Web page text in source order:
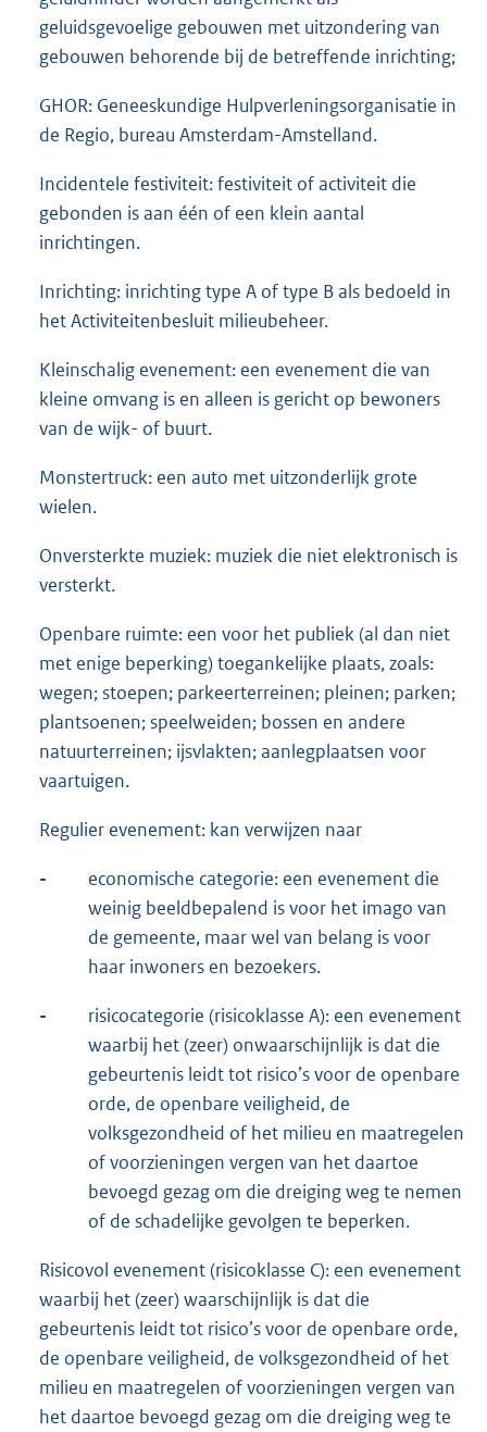
geluidsgevoelige gebouwen met uitzondering van
gebouwen behorende bij de betreffende inrichting;
GHOR: Geneeskundige Hulpverleningsorganisatie in
de Regio, bureau Amsterdam-Amstelland.
Incidentele festiviteit: festiviteit of activiteit die
gebonden is aan één of een klein aantal
inrichtingen.
Inrichting: inrichting type A of type B als bedoeld in
het Activiteitenbesluit milieubeheer.
Kleinschalig evenement: een evenement die van
kleine omvang is en alleen is gericht op bewoners
van de wijk- of buurt.
Monstertruck: een auto met uitzonderlijk grote
wielen.
Onversterkte muziek: muziek die niet elektronisch is
versterkt.
Openbare ruimte: een voor het publiek (al dan niet
met enige beperking) toegankelijke plaats, zoals:
wegen; stoepen; parkeerterreinen; pleinen; parken;
plantsoenen; speelweiden; bossen en andere
natuurterreinen; ijsvlakten; aanlegplaatsen voor
vaartuigen.
Regulier evenement: kan verwijzen naar
-
economische categorie: een evenement die
weinig beeldbepalend is voor het imago van
de gemeente, maar wel van belang is voor
haar inwoners en bezoekers.
-
risicocategorie (risicoklasse A): een evenement
waarbij het (zeer) onwaarschijnlijk is dat die
gebeurtenis leidt tot risico’s voor de openbare
orde, de openbare veiligheid, de
volksgezondheid of het milieu en maatregelen
of voorzieningen vergen van het daartoe
bevoegd gezag om die dreiging weg te nemen
of de schadelijke gevolgen te beperken.
Risicovol evenement (risicoklasse C): een evenement
waarbij het (zeer) waarschijnlijk is dat die
gebeurtenis leidt tot risico’s voor de openbare orde,
de openbare veiligheid, de volksgezondheid of het
milieu en maatregelen of voorzieningen vergen van
het daartoe bevoegd gezag om die dreiging weg te